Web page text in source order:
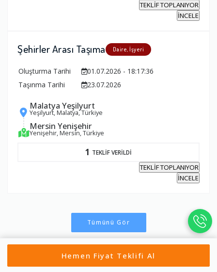
TEKLİF TOPLANIYOR
İNCELE
Şehirler Arası Taşıma Daire, İşyeri
Oluşturma Tarihi
01.07.2026 - 18:17:36
Taşınma Tarihi
23.07.2026
Malatya Yeşilyurt
Yeşilyurt, Malatya, Türkiye
Mersin Yenişehir
Yenişehir, Mersin, Türkiye
1 TEKLİF VERİLDİ
TEKLİF TOPLANIYOR
İNCELE
Tümünü Gör
Hemen Fiyat Teklifi Al